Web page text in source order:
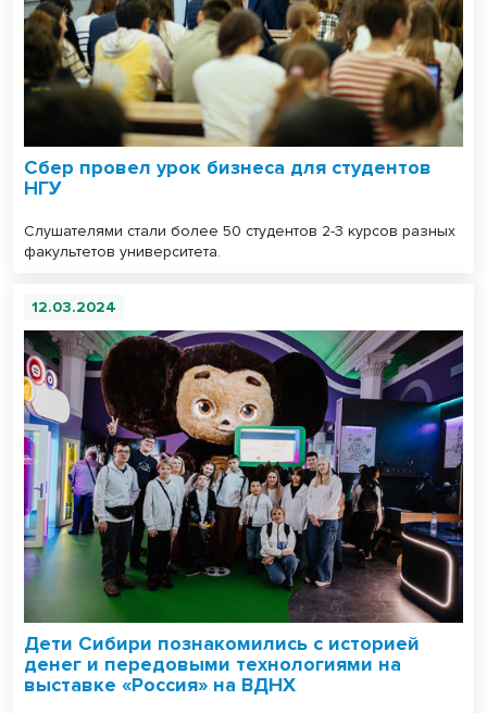
Сбер провел урок бизнеса для студентов
НГУ
Слушателями стали более 50 студентов 2-3 курсов разных
факультетов университета.
12.03.2024
Дети Сибири познакомились с историей
денег и передовыми технологиями на
выставке «Россия» на ВДНХ